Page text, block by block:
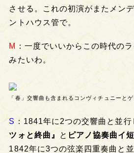
させる。これの初演がまたメン
ントハウス管で。
M
：一度でいいからこの時代の
みたいわ。
「春」交響曲も含まれるコンヴィチュニーと
S ：1841年に2つの交響曲と並行
ツォと終曲』
と ピアノ協奏曲イ
1842年に3つの弦楽四重奏曲と